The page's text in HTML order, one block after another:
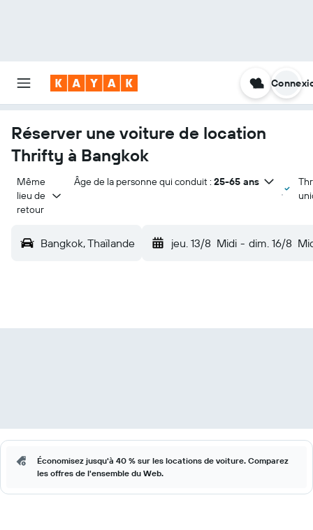
Réserver une voiture de location
Thrifty à Bangkok
Même
lieu de
retour
Âge de la personne qui conduit : 25-65 ans
Bangkok, Thaïlande jeu. 13/8 Midi - dim. 16/8
Économisez jusqu'à 40 % sur les locations de voiture. Comparez
les offres de l'ensemble du Web.